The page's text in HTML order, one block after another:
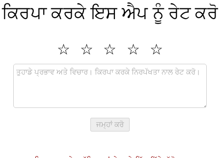
ਕਿਰਪਾ ਕਰਕੇ ਇਸ ਐਪ ਨੂੰ ਰੇਟ ਕਰੋ
ਜਮ੍ਹਾਂ ਕਰੋ